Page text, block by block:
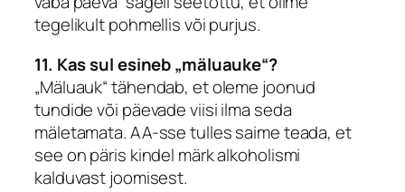
tegelikult pohmellis või purjus.
11. Kas sul esineb „mäluauke“?
„Mäluauk“ tähendab, et oleme joonud
tundide või päevade viisi ilma seda
mäletamata. AA-sse tulles saime teada, et
see on päris kindel märk alkoholismi
kalduvast joomisest.